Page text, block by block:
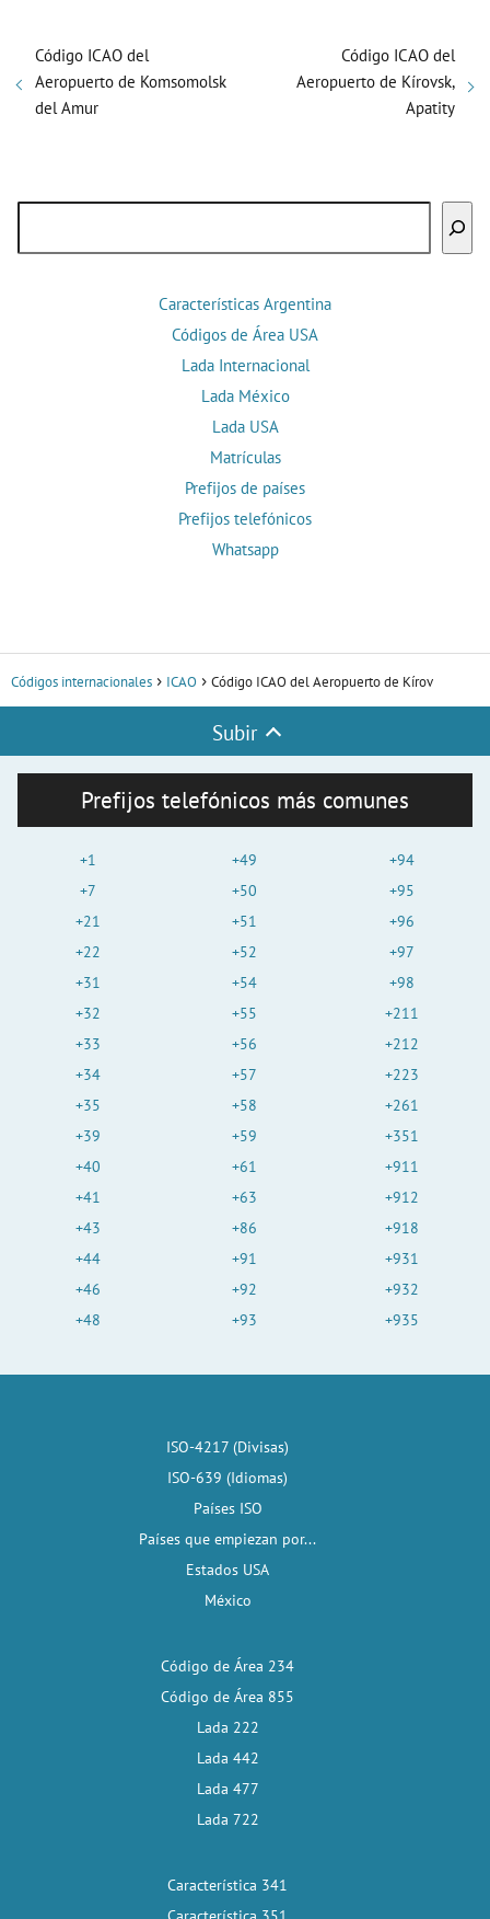
Código ICAO del
Aeropuerto de Komsomolsk
del Amur
Código ICAO del
Aeropuerto de Kírovsk,
Apatity
Características Argentina
Códigos de Área USA
Lada Internacional
Lada México
Lada USA
Matrículas
Prefijos de países
Prefijos telefónicos
Whatsapp
Códigos internacionales ICAO Código ICAO del Aeropuerto de Kírov
Subir
Prefijos telefónicos más comunes
+1
+7
+21
+22
+31
+32
+33
+34
+35
+39
+40
+41
+43
+44
+46
+48
+49
+50
+51
+52
+54
+55
+56
+57
+58
+59
+61
+63
+86
+91
+92
+93
+94
+95
+96
+97
+98
+211
+212
+223
+261
+351
+911
+912
+918
+931
+932
+935
ISO-4217 (Divisas)
ISO-639 (Idiomas)
Países ISO
Países que empiezan por...
Estados USA
México
Código de Área 234
Código de Área 855
Lada 222
Lada 442
Lada 477
Lada 722
Característica 341